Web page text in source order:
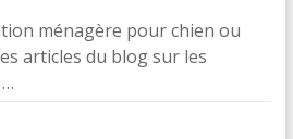
ménagère pour chien ou
articles du blog sur les